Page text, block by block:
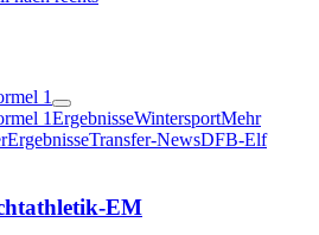
1
1ErgebnisseWintersportMehr
ErgebnisseTransfer-NewsDFB-Elf
EM